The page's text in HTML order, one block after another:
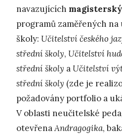
navazujících
programů zaměřených
školy: Učitelství českého
střední školy, Učitelství
střední školy a Učitelství
střední školy (zde je
požadovány portfolio a
V oblasti neučitelské
otevřenaAndragogika,